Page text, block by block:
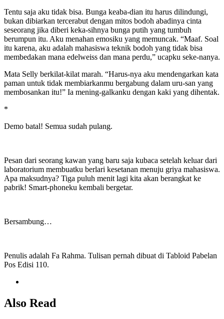
Tentu saja aku tidak bisa. Bunga keaba-dian itu harus dilindungi,
bukan dibiarkan tercerabut dengan mitos bodoh abadinya cinta
seseorang jika diberi keka-sihnya bunga putih yang tumbuh
berumpun itu. Aku menahan emosiku yang memuncak. “Maaf. Soal
itu karena, aku adalah mahasiswa teknik bodoh yang tidak bisa
membedakan mana edelweiss dan mana perdu,” ucapku seke-nanya.
Mata Selly berkilat-kilat marah. “Harus-nya aku mendengarkan kata
paman untuk tidak membiarkanmu bergabung dalam uru-san yang
membosankan itu!” Ia mening-galkanku dengan kaki yang dihentak.
*
Demo batal! Semua sudah pulang.
Pesan dari seorang kawan yang baru saja kubaca setelah keluar dari
laboratorium membuatku berlari kesetanan menuju griya mahasiswa.
Apa maksudnya? Tiga puluh menit lagi kita akan berangkat ke
pabrik! Smart-phoneku kembali bergetar.
Bersambung…
Penulis adalah Fa Rahma. Tulisan pernah dibuat di Tabloid Pabelan
Pos Edisi 110.
Also Read